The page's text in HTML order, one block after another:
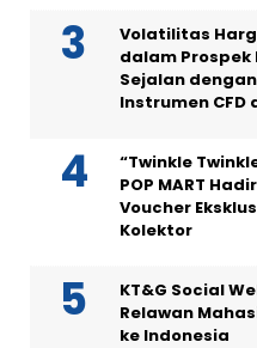
Volatilitas
dalam Prospek
Sejalan
Instrumen CFD
“Twinkle
POP MART
Voucher
Kolektor
KT&G Social
Relawan
ke Indonesia